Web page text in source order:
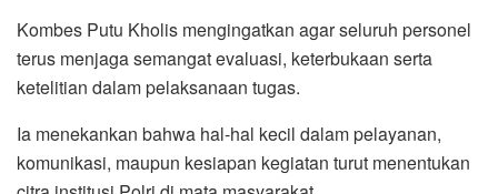
Kombes Putu Kholis mengingatkan agar seluruh personel
terus menjaga semangat evaluasi, keterbukaan serta
ketelitian dalam pelaksanaan tugas.
Ia menekankan bahwa hal-hal kecil dalam pelayanan,
komunikasi, maupun kesiapan kegiatan turut menentukan